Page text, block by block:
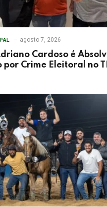
agosto 7, 2026
Cardoso é
Crime Eleitoral no